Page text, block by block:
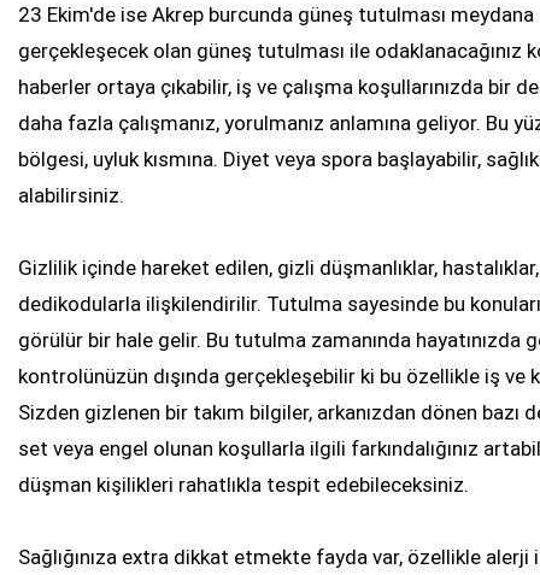
23 Ekim'de ise Akrep burcunda güneş tutulması
gerçekleşecek olan güneş tutulması ile odaklanacağınız
haberler ortaya çıkabilir, iş ve çalışma koşullarınızda bir
daha fazla çalışmanız, yorulmanız anlamına geliyor. Bu
bölgesi, uyluk kısmına. Diyet veya spora başlayabilir,
alabilirsiniz.
Gizlilik içinde hareket edilen, gizli düşmanlıklar,
dedikodularla ilişkilendirilir. Tutulma sayesinde bu
görülür bir hale gelir. Bu tutulma zamanında hayatınızda
kontrolünüzün dışında gerçekleşebilir ki bu özellikle iş
Sizden gizlenen bir takım bilgiler, arkanızdan dönen bazı
set veya engel olunan koşullarla ilgili farkındalığınız
düşman kişilikleri rahatlıkla tespit edebileceksiniz.
Sağlığınıza extra dikkat etmekte fayda var, özellikle